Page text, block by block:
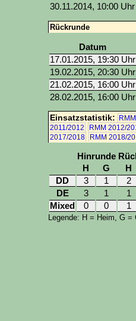
30.11.2014, 10:00 Uhr
Rückrunde
Datum
17.01.2015, 19:30 Uhr
19.02.2015, 20:30 Uhr
21.02.2015, 16:00 Uhr
28.02.2015, 16:00 Uhr
Einsatzstatistik:
2011/2012
RMM 2012/
2017/2018
RMM 2018/
Hinrunde
H
G
H
DD
3 1
2
DE
3 1
1
Mixed
0 0 1
Legende: H = Heim, G =